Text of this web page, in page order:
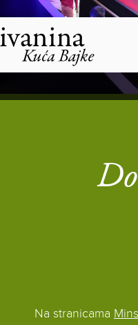
Napominjemo:
Ova
web
stranica
uključuje
sustav
pristupačnosti.
Na stranicama